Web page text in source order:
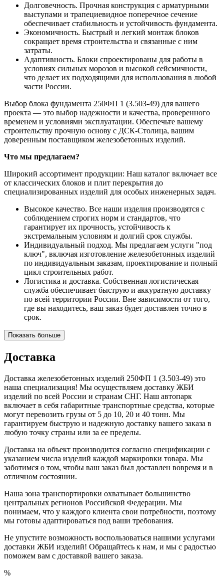
Долговечность. Прочная конструкция с арматурными
выступами и трапециевидное поперечное сечение
обеспечивает стабильность и устойчивость фундамента.
Экономичность. Быстрый и легкий монтаж блоков
сокращает время строительства и связанные с ним
затраты.
Адаптивность. Блоки спроектированы для работы в
условиях сильных морозов и высокой сейсмичности,
что делает их подходящими для использования в любой
части России.
Выбор блока фундамента 250ФП 1 (3.503-49) для вашего
проекта — это выбор надежности и качества, проверенного
временем и условиями эксплуатации. Обеспечьте вашему
строительству прочную основу с ДСК-Столица, вашим
доверенным поставщиком железобетонных изделий.
Что мы предлагаем?
Широкий ассортимент продукции: Наш каталог включает все
от классических блоков и плит перекрытия до
специализированных изделий для особых инженерных задач.
Высокое качество. Все наши изделия производятся с
соблюдением строгих норм и стандартов, что
гарантирует их прочность, устойчивость к
экстремальным условиям и долгий срок службы.
Индивидуальный подход. Мы предлагаем услуги "под
ключ", включая изготовление железобетонных изделий
по индивидуальным заказам, проектирование и полный
цикл строительных работ.
Логистика и доставка. Собственная логистическая
служба обеспечивает быструю и аккуратную доставку
по всей территории России. Вне зависимости от того,
где вы находитесь, ваш заказ будет доставлен точно в
срок.
Показать больше
Доставка
Доставка железобетонных изделий 250ФП 1 (3.503-49) это
наша специализация! Мы осуществляем доставку ЖБИ
изделий по всей России и странам СНГ. Наш автопарк
включает в себя габаритные транспортные средства, которые
могут перевозить грузы от 5 до 10, 20 и 40 тонн. Мы
гарантируем быструю и надежную доставку вашего заказа в
любую точку страны или за ее пределы.
Доставка на объект производится согласно спецификации с
указанием числа изделий каждой маркировки товара. Мы
заботимся о том, чтобы ваш заказ был доставлен вовремя и в
отличном состоянии.
Наша зона транспортировки охватывает большинство
центральных регионов Российской Федерации. Мы
понимаем, что у каждого клиента свои потребности, поэтому
мы готовы адаптироваться под ваши требования.
Не упустите возможность воспользоваться нашими услугами
доставки ЖБИ изделий! Обращайтесь к нам, и мы с радостью
поможем вам с доставкой вашего заказа.
%